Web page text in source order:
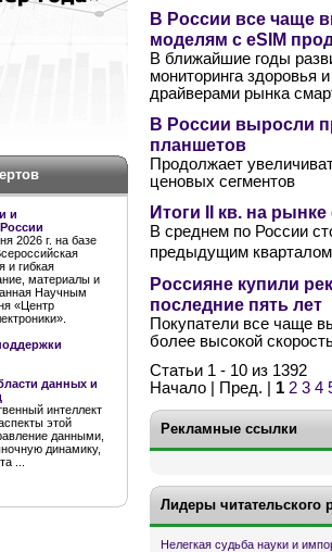
и
2026 г. на базе
и гибкая
материалы и
Научным
«Центр
данных и
интеллект
этой
данными,
динамику,
...
В России все чаще
моделям с eSIM
В ближайшие годы
мониторинга здоровья
драйверами рынка
В России выросли
планшетов
Продолжает
ценовых сегментов
Итоги II кв. на
В среднем по России
предыдущим
Россияне купили
последние пять лет
Покупатели все чаще
более высокой
Статьи 1 - 10 из 1392
Начало | Пред. | 1 2 3 4
Рекламные ссылки
Лидеры читательского
Нелегкая судьба науки и